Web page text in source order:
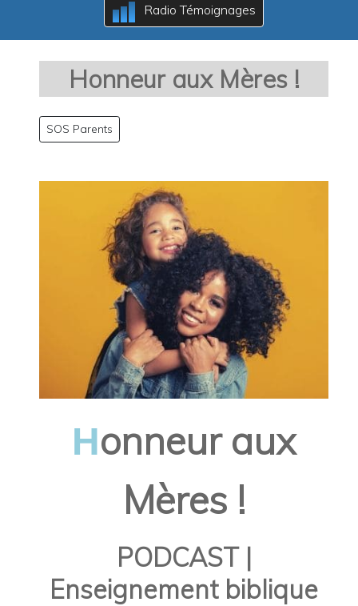
AB
c
Radio Témoignages
Honneur aux Mères !
SOS Parents
Honneur aux
Mères !
PODCAST|
Enseignement biblique